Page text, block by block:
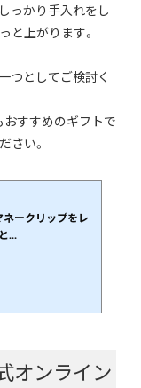
っかり手入れをし
と上がります。
つとしてご検討く
すすめのギフトで
さい。
ネークリップをレ
...
オンライン